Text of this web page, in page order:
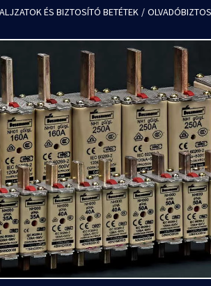
ÉS BIZTOSÍTÓ BETÉTEK /